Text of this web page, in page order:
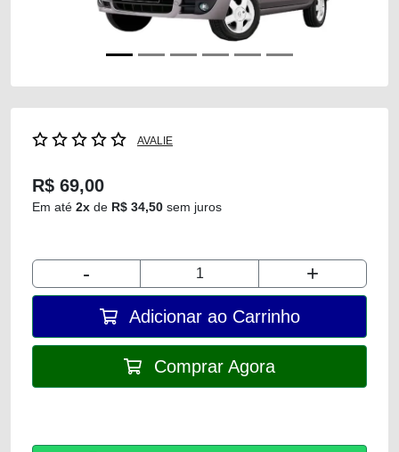
AVALIE
R$ 69,00
Em até 2x de R$ 34,50 sem juros
- +
Adicionar ao Carrinho
Comprar Agora